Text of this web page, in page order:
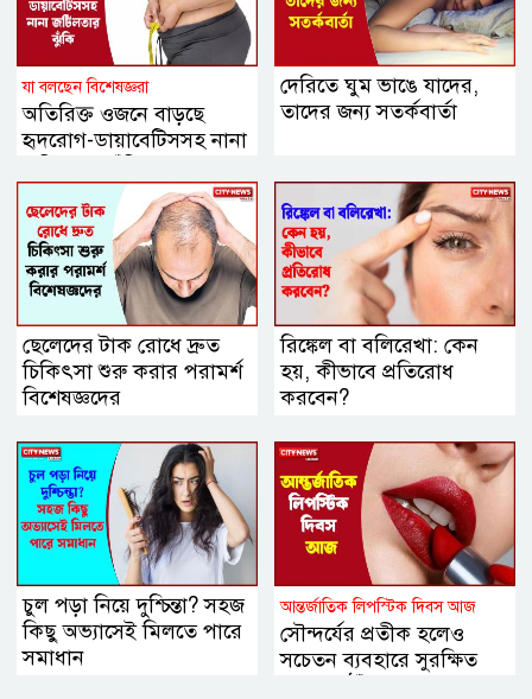
যা বলছেন বিশেষজ্ঞরা
অতিরিক্ত ওজনে বাড়ছে
হৃদরোগ-ডায়াবেটিসসহ নানা
দেরিতে ঘুম ভাঙে যাদের,
তাদের জন্য সতর্কবার্তা
ছেলেদের টাক রোধে দ্রুত
চিকিৎসা শুরু করার পরামর্শ
বিশেষজ্ঞদের
রিঙ্কেল বা বলিরেখা: কেন
হয়, কীভাবে প্রতিরোধ
করবেন?
চুল পড়া নিয়ে দুশ্চিন্তা? সহজ
কিছু অভ্যাসেই মিলতে পারে
সমাধান
আন্তর্জাতিক লিপস্টিক দিবস আজ
সৌন্দর্যের প্রতীক হলেও
সচেতন ব্যবহারে সুরক্ষিত